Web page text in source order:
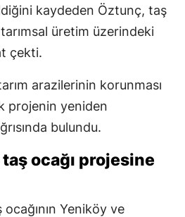
kaydeden Öztunç, taş
üretim üzerindeki
çekti.
arazilerinin korunması
projenin yeniden
bulundu.
ocağı projesine
Yeniköy ve